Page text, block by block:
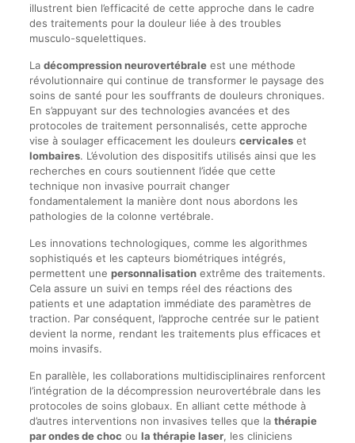
illustrent bien l’efficacité de cette approche dans le cadre
des traitements pour la douleur liée à des troubles
musculo-squelettiques.
La décompression neurovertébraleest une méthode
révolutionnaire qui continue de transformer le paysage des
soins de santé pour les souffrants de douleurs chroniques.
En s’appuyant sur des technologies avancées et des
protocoles de traitement personnalisés, cette approche
vise à soulager efficacement les douleurs cervicaleset
lombaires. L’évolution des dispositifs utilisés ainsi que les
recherches en cours soutiennent l’idée que cette
technique non invasive pourrait changer
fondamentalement la manière dont nous abordons les
pathologies de la colonne vertébrale.
Les innovations technologiques, comme les algorithmes
sophistiqués et les capteurs biométriques intégrés,
permettent une personnalisationextrême des traitements.
Cela assure un suivi en temps réel des réactions des
patients et une adaptation immédiate des paramètres de
traction. Par conséquent, l’approche centrée sur le patient
devient la norme, rendant les traitements plus efficaces et
moins invasifs.
En parallèle, les collaborations multidisciplinaires renforcent
l’intégration de la décompression neurovertébrale dans les
protocoles de soins globaux. En alliant cette méthode à
d’autres interventions non invasives telles que la thérapie
par ondes de choc ou la thérapie laser, les cliniciens